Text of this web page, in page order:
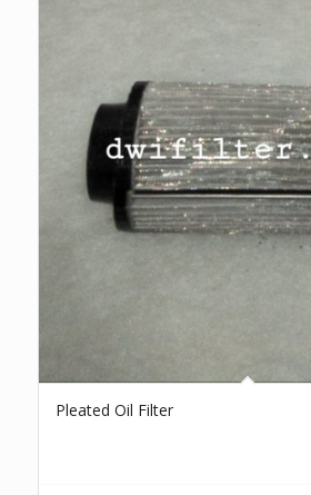
Pleated Oil Filter